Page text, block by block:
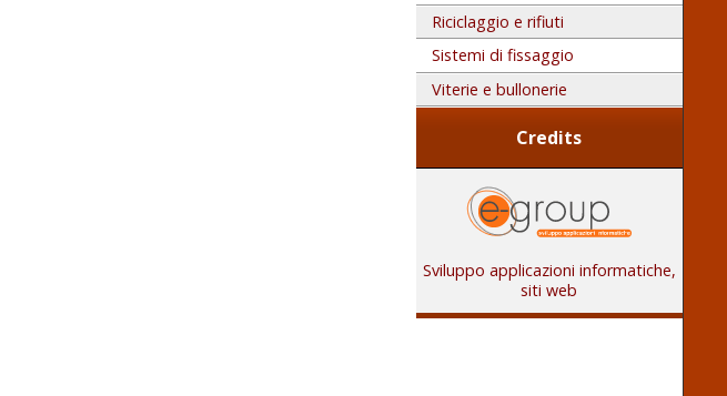
Riciclaggio e rifiuti
Sistemi di fissaggio
Viterie e bullonerie
Credits
Sviluppo applicazioni informatiche,
siti web